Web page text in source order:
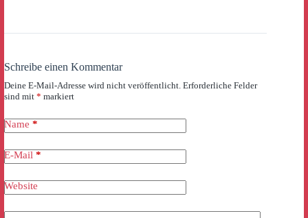
Schreibe einen Kommentar
Deine E-Mail-Adresse wird nicht veröffentlicht. Erforderliche Felder
sind mit * markiert
Name *
E-Mail *
Website